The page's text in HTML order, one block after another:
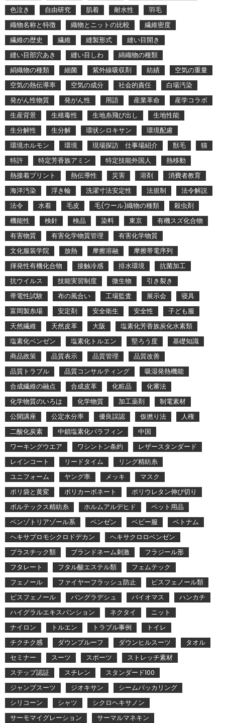
色泣き
自由研究 肌着 耐水性
羽毛
織物名称と特徴
織物とニットの比較
繊維密度
繊維の歴史
繊維 縫製形式
縫い目開き
縫い目部穴あき
縫い目しわ
綿織物の種類
絹織物の種類
細菌 紫外線吸収剤 紡績
空気の重量
空気の熱伝導率
空気の成分 社会的責任
白場汚染
発がん性物質
発がん性 用語 産業革命
産学コラボ
生産背景
生殖毒性 生地糸飛び出し
生地性能
生分解性
生分解 環状シロキサン
環境配慮
環境ホルモン
環境 現場探訪 仕事場紹介 獣毛
猫
特許
特定芳香族アミン 特定技能外国人
熱移動
熱接着プリント
熱伝導性 災害 溶剤
消費者教育
海洋汚染
浮き輪 洗濯寸法安定性 法規制
法令解説
法令
水着 毛皮 毛(ウール)織物の種類
殺虫剤
機能性
検針 検品 染料 東京
有機スズ化合物
有害物質
有害化学物質管理
有害化学物質
文化服装学院
放熱 摩擦溶融
摩擦帯電序列
揮発性有機化合物
接触冷感 排水環境
抗菌加工
抗ウイルス
技能実習制度 微生物
引き裂き
帯電性試験
布の風合い 工場監査 展示会
寝具
富岡製糸場
安定剤 安全衛生 安全性
子ども服
天然繊維
天然皮革 大阪
塩素化芳香族炭化水素類
塩素化ベンゼン
塩素化トルエン 堅ろう度
基礎知識
商品政策
品質表示 品質管理
品質改善
品質トラブル
品質コンサルティング
吸湿発熱機能
合成繊維の融点
合成皮革 化粧品
化審法
化学物質のいろは
化学物質 加工薬剤
制電素材
公開講座
公定水分率 優良誤認 仮撚り法
人権
二酸化炭素
中鎖塩素化パラフィン
中国
ワーキングウエア
ワシントン条約
レザースタンダード
レインコート
リードタイム
リング精紡糸
ユニフォーム
ヤング率 メッキ
マスク
ポリ袋と黄変
ポリカーボネート
ポリウレタン伸び切り
ボルテックス精紡糸
ホルムアルデヒド
ペット用品
ベンゾトリアゾール系
ベンゼン ベビー服
ベトナム
ヘキサブロモシクロドデカン
ヘキサクロロベンゼン
プラスチック類
ブランドネーム刺激
フラジール形
フタレート
フタル酸エステル類
フェムテック
フェノール
ファイヤーフラッシュ防止
ビスフェノール類
ビスフェノール
バングラデシュ バイオマス
ハンカチ
ハイグラルエキスパンション
ネクタイ
ニット
ナイロン
トルエン トラブル事例
トイレ
チクチク感
ダウンプルーフ ダウンヒルスーツ
タオル
セミナー
スーツ スポーツ
ストレッチ素材
ステップ認証
スチレン
スタンダード100
ジャンプスーツ
ジオキサン
シームパッカリング
シリコーン
シャツ
シクロヘキサノン
サーモマイグレーション
サーマルマネキン